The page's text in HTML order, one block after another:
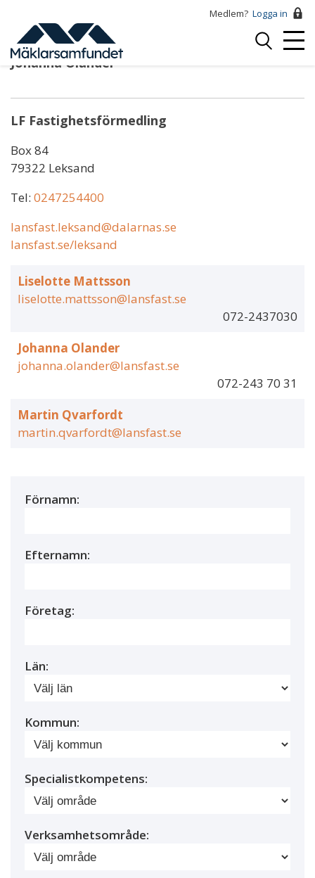
huvudinnehåll
Medlem? Logga in
Logga
Johanna Olander
LF Fastighetsförmedling
Box 84
79322 Leksand
Tel: 0247254400
lansfast.leksand@dalarnas.se
lansfast.se/leksand
Liselotte Mattsson
liselotte.mattsson@lansfast.se
072-2437030
Johanna Olander
johanna.olander@lansfast.se
072-243 70 31
Martin Qvarfordt
martin.qvarfordt@lansfast.se
Förnamn:
Efternamn:
Företag:
Län:
Kommun:
Specialistkompetens:
Verksamhetsområde: